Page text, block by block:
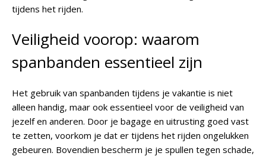
tijdens het rijden.
Veiligheid voorop: waarom
spanbanden essentieel zijn
Het gebruik van spanbanden tijdens je vakantie is niet
alleen handig, maar ook essentieel voor de veiligheid van
jezelf en anderen. Door je bagage en uitrusting goed vast
te zetten, voorkom je dat er tijdens het rijden ongelukken
gebeuren. Bovendien bescherm je je spullen tegen schade,